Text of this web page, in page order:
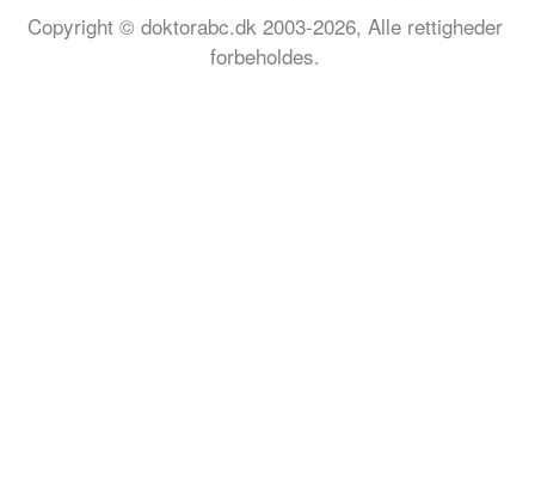
Copyright © doktorabc.dk 2003-2026, Alle rettigheder
forbeholdes.